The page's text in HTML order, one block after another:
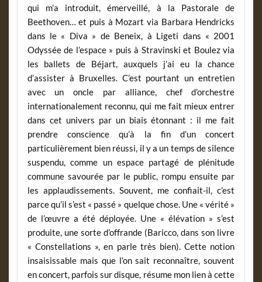
qui m’a introduit, émerveillé, à la Pastorale de
Beethoven… et puis à Mozart via Barbara Hendricks
dans le « Diva » de Beneix, à Ligeti dans « 2001
Odyssée de l’espace » puis à Stravinski et Boulez via
les ballets de Béjart, auxquels j’ai eu la chance
d’assister à Bruxelles. C’est pourtant un entretien
avec un oncle par alliance, chef d’orchestre
internationalement reconnu, qui me fait mieux entrer
dans cet univers par un biais étonnant : il me fait
prendre conscience qu’à la fin d’un concert
particulièrement bien réussi, il y a un temps de silence
suspendu, comme un espace partagé de plénitude
commune savourée par le public, rompu ensuite par
les applaudissements. Souvent, me confiait-il, c’est
parce qu’il s’est « passé » quelque chose. Une « vérité »
de l’œuvre a été déployée. Une « élévation » s’est
produite, une sorte d’offrande (Baricco, dans son livre
« Constellations », en parle très bien). Cette notion
insaisissable mais que l’on sait reconnaître, souvent
en concert, parfois sur disque, résume mon lien à cette